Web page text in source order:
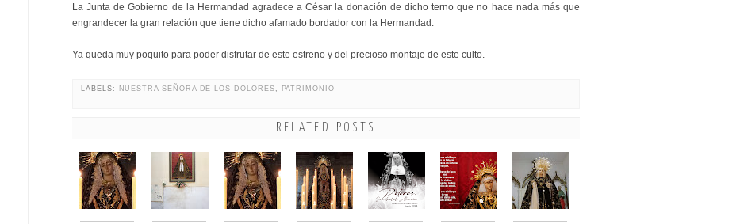
La Junta de Gobierno de la Hermandad agradece a César la donación de dicho terno que no hace nada más que
engrandecer la gran relación que tiene dicho afamado bordador con la Hermandad.
Ya queda muy poquito para poder disfrutar de este estreno y del precioso montaje de este culto.
LABELS: NUESTRA SEÑORA DE LOS DOLORES PATRIMONIO
RELATED POSTS